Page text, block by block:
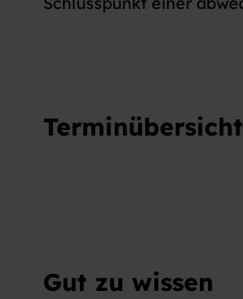
Terminübersicht
Gut zu wissen